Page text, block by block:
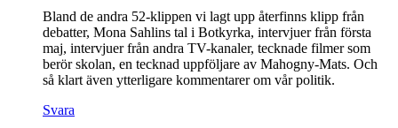
Bland de andra 52-klippen vi lagt upp återfinns klipp från
debatter, Mona Sahlins tal i Botkyrka, intervjuer från första
maj, intervjuer från andra TV-kanaler, tecknade filmer som
berör skolan, en tecknad uppföljare av Mahogny-Mats. Och
så klart även ytterligare kommentarer om vår politik.
Svara